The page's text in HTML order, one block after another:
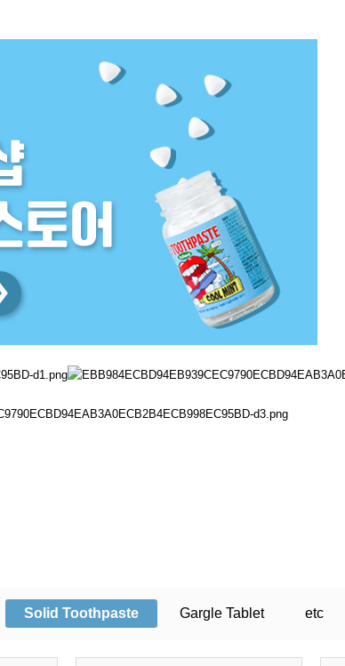
Solid Toothpaste Gargle Tablet etc